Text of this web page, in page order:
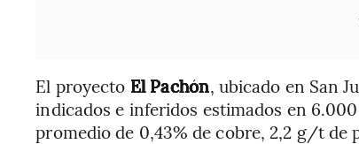
El proyecto El Pachón, ubicado en San
indicados e inferidos estimados en
promedio de 0,43% de cobre, 2,2 g/t de